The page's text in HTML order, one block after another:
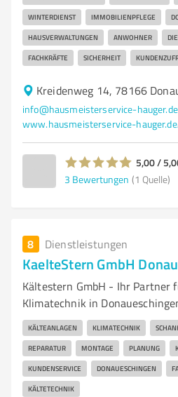
WINTERDIENST IMMOBILIENPFLEGE
HAUSVERWALTUNGEN ANWOHNER
FACHKRÄFTE SICHERHEIT
Kreidenweg 14, 78166
info@hausmeisterservice-hauger.de
www.hausmeisterservice-
5,00 /
3 Bewertungen (1 Quelle)
8 Dienstleistungen
KaelteStern GmbH
Kältestern GmbH - Ihr Partner
Klimatechnik in
KÄLTEANLAGEN KLIMATECHNIK
REPARATUR MONTAGE PLANUNG
KUNDENSERVICE DONAUESCHINGEN
KÄLTETECHNIK